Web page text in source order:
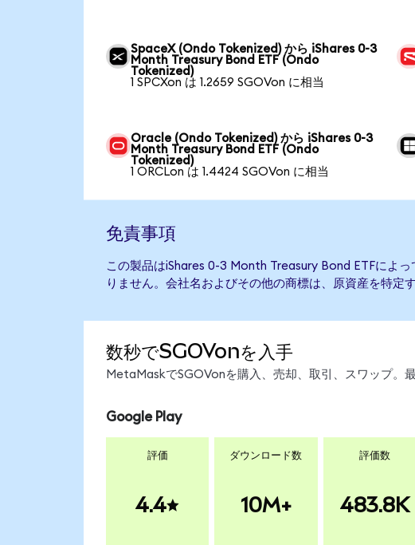
SpaceX (Ondo Tokenized) から iShares 0-3
Month Treasury Bond ETF (Ondo
Tokenized)
1 SPCXon は 1.2659 SGOVon に相当
Oracle (Ondo Tokenized) から iShares 0-3
Month Treasury Bond ETF (Ondo
Tokenized)
1 ORCLon は 1.4424 SGOVon に相当
免責事項
この製品はiShares 0-3 Month Treasury Bond ETFによ
りません。会社名およびその他の商標は、原資産を特定
数秒でSGOVonを入手
MetaMaskでSGOVonを購入、売却、取引、スワップ。
Google Play
評価
4.4
ダウンロード数
10M+
評価数
483.8K